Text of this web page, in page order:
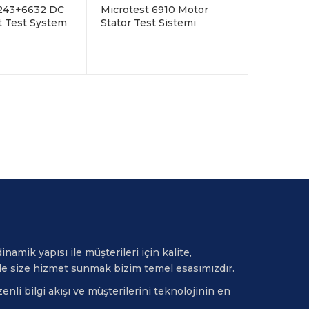
çıkışı
DC
Test System
setini test edebilir
4-Wire DC Direnç ölçümü
Microtest 6910 Motor
Stator Test Sistemi
yapısı ile müşterileri için kalite,
hizmet sunmak bizim temel esasımızdır.
bilgi akışı ve müşterilerini teknolojinin en